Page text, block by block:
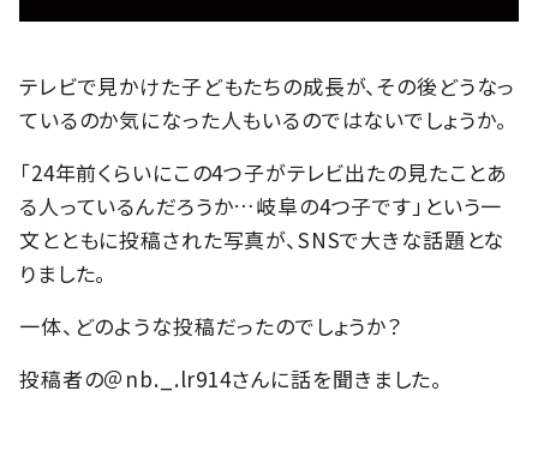
テレビで見かけた子どもたちの成長が、その後どうなっ
ているのか気になった人もいるのではないでしょうか。
「24年前くらいにこの4つ子がテレビ出たの見たことあ
る人っているんだろうか…岐阜の4つ子です」という一
文とともに投稿された写真が、SNSで大きな話題とな
りました。
一体、どのような投稿だったのでしょうか？
投稿者の＠nb._.lr914さんに話を聞きました。